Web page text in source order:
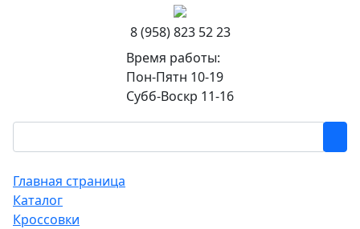
8 (958) 823 52 23
Время работы:
Пон-Пятн 10-19
Субб-Воскр 11-16
Главная страница
Каталог
Кроссовки